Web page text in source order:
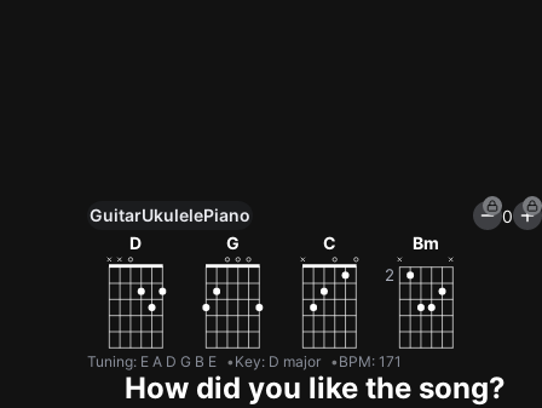
Unlock All Tools
100+ tunings, chord games & metronome
Get now
GuitarUkulelePiano
0
D
G C Bm
Tuning: E A D G B E Key: D major BPM: 171
How did you like the song?